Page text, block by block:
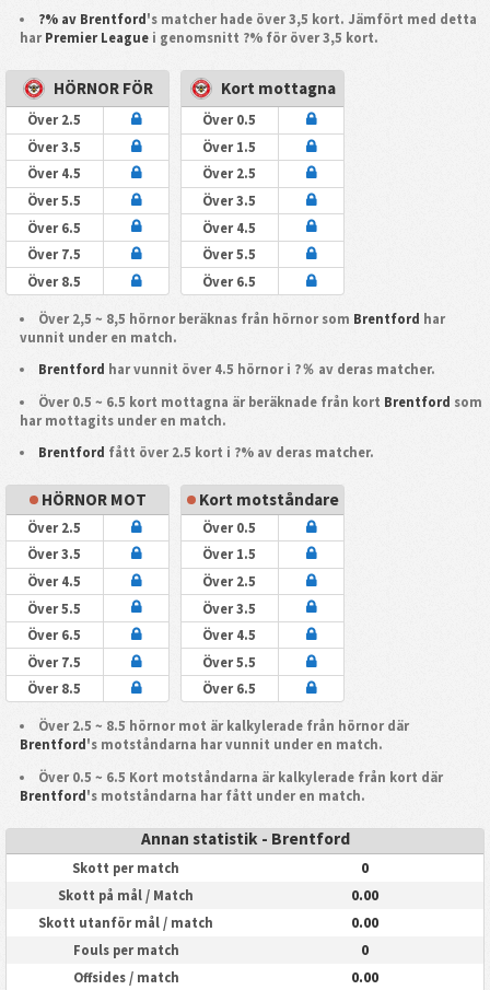
?% av Brentford 's matcher hade över 3,5 kort. Jämfört med detta
har Premier Leaguei genomsnitt ?% för över 3,5 kort.
HÖRNOR FÖR
Över 2.5
Över 3.5
Över 4.5
Över 5.5
Över 6.5
Över 7.5
Över 8.5
Kort mottagna
Över 0.5
Över 1.5
Över 2.5
Över 3.5
Över 4.5
Över 5.5
Över 6.5
Över 2,5 ~ 8,5 hörnor beräknas från hörnor som Brentford har
vunnit under en match.
Brentford har vunnit över 4.5 hörnor i ?％ av deras matcher.
Över 0.5 ~ 6.5 kort mottagna är beräknade från kort Brentford som
har mottagits under en match.
Brentford fått över 2.5 kort i ?% av deras matcher.
HÖRNOR MOT
Över 2.5
Över 3.5
Över 4.5
Över 5.5
Över 6.5
Över 7.5
Över 8.5
Kort motståndare
Över 0.5
Över 1.5
Över 2.5
Över 3.5
Över 4.5
Över 5.5
Över 6.5
Över 2.5 ~ 8.5 hörnor mot är kalkylerade från hörnor där
Brentford 's motståndarna har vunnit under en match.
Över 0.5 ~ 6.5 Kort motståndarna är kalkylerade från kort där
Brentford's motståndarna har fått under en match.
Annan statistik - Brentford
Skott per match 0
Skott på mål / Match 0.00
Skott utanför mål / match 0.00
Fouls per match 0
Offsides / match 0.00